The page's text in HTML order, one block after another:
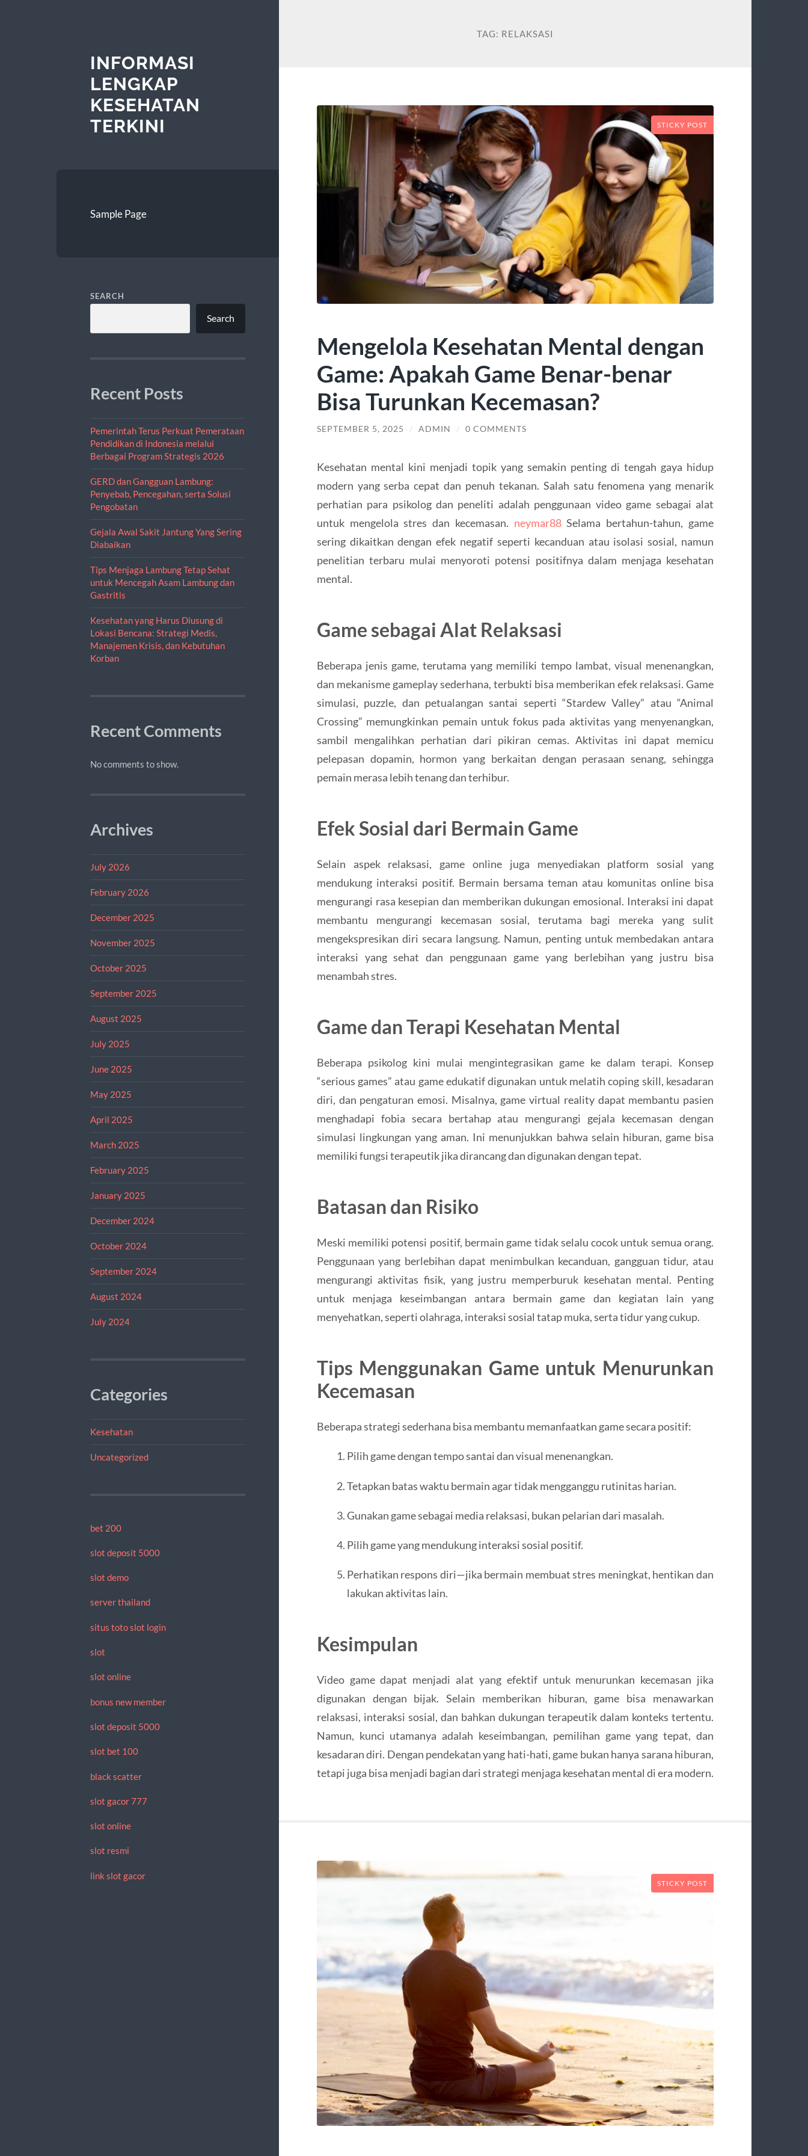
INFORMASI
LENGKAP
KESEHATAN
TERKINI
Sample Page
SEARCH
Search
Recent Posts
Pemerintah Terus Perkuat Pemerataan
Pendidikan di Indonesia melalui
Berbagai Program Strategis 2026
GERD dan Gangguan Lambung:
Penyebab, Pencegahan, serta Solusi
Pengobatan
Gejala Awal Sakit Jantung Yang Sering
Diabaikan
Tips Menjaga Lambung Tetap Sehat
untuk Mencegah Asam Lambung dan
Gastritis
Kesehatan yang Harus Diusung di
Lokasi Bencana: Strategi Medis,
Manajemen Krisis, dan Kebutuhan
Korban
Recent Comments
No comments to show.
Archives
July 2026
February 2026
December 2025
November 2025
October 2025
September 2025
August 2025
July 2025
June 2025
May 2025
April 2025
March 2025
February 2025
January 2025
December 2024
October 2024
September 2024
August 2024
July 2024
Categories
Kesehatan
Uncategorized
bet 200
slot deposit 5000
slot demo
server thailand
situs toto slot login
slot
slot online
bonus new member
slot deposit 5000
slot bet 100
black scatter
slot gacor 777
slot online
slot resmi
link slot gacor
TAG: RELAKSASI
STICKY POST
Mengelola Kesehatan Mental dengan
Game: Apakah Game Benar-benar
Bisa Turunkan Kecemasan?
SEPTEMBER 5, 2025 / ADMIN / 0 COMMENTS
Kesehatan mental kini menjadi topik yang semakin penting di tengah gaya hidup
modern yang serba cepat dan penuh tekanan. Salah satu fenomena yang menarik
perhatian para psikolog dan peneliti adalah penggunaan video game sebagai alat
untuk mengelola stres dan kecemasan. neymar88Selama bertahun-tahun, game
sering dikaitkan dengan efek negatif seperti kecanduan atau isolasi sosial, namun
penelitian terbaru mulai menyoroti potensi positifnya dalam menjaga kesehatan
mental.
Game sebagai Alat Relaksasi
Beberapa jenis game, terutama yang memiliki tempo lambat, visual menenangkan,
dan mekanisme gameplay sederhana, terbukti bisa memberikan efek relaksasi. Game
simulasi, puzzle, dan petualangan santai seperti “Stardew Valley” atau “Animal
Crossing” memungkinkan pemain untuk fokus pada aktivitas yang menyenangkan,
sambil mengalihkan perhatian dari pikiran cemas. Aktivitas ini dapat memicu
pelepasan dopamin, hormon yang berkaitan dengan perasaan senang, sehingga
pemain merasa lebih tenang dan terhibur.
Efek Sosial dari Bermain Game
Selain aspek relaksasi, game online juga menyediakan platform sosial yang
mendukung interaksi positif. Bermain bersama teman atau komunitas online bisa
mengurangi rasa kesepian dan memberikan dukungan emosional. Interaksi ini dapat
membantu mengurangi kecemasan sosial, terutama bagi mereka yang sulit
mengekspresikan diri secara langsung. Namun, penting untuk membedakan antara
interaksi yang sehat dan penggunaan game yang berlebihan yang justru bisa
menambah stres.
Game dan Terapi Kesehatan Mental
Beberapa psikolog kini mulai mengintegrasikan game ke dalam terapi. Konsep
“serious games” atau game edukatif digunakan untuk melatih coping skill, kesadaran
diri, dan pengaturan emosi. Misalnya, game virtual reality dapat membantu pasien
menghadapi fobia secara bertahap atau mengurangi gejala kecemasan dengan
simulasi lingkungan yang aman. Ini menunjukkan bahwa selain hiburan, game bisa
memiliki fungsi terapeutik jika dirancang dan digunakan dengan tepat.
Batasan dan Risiko
Meski memiliki potensi positif, bermain game tidak selalu cocok untuk semua orang.
Penggunaan yang berlebihan dapat menimbulkan kecanduan, gangguan tidur, atau
mengurangi aktivitas fisik, yang justru memperburuk kesehatan mental. Penting
untuk menjaga keseimbangan antara bermain game dan kegiatan lain yang
menyehatkan, seperti olahraga, interaksi sosial tatap muka, serta tidur yang cukup.
Tips Menggunakan Game untuk Menurunkan
Kecemasan
Beberapa strategi sederhana bisa membantu memanfaatkan game secara positif:
Pilih game dengan tempo santai dan visual menenangkan.
Tetapkan batas waktu bermain agar tidak mengganggu rutinitas harian.
Gunakan game sebagai media relaksasi, bukan pelarian dari masalah.
Pilih game yang mendukung interaksi sosial positif.
Perhatikan respons diri—jika bermain membuat stres meningkat, hentikan dan
lakukan aktivitas lain.
Kesimpulan
Video game dapat menjadi alat yang efektif untuk menurunkan kecemasan jika
digunakan dengan bijak. Selain memberikan hiburan, game bisa menawarkan
relaksasi, interaksi sosial, dan bahkan dukungan terapeutik dalam konteks tertentu.
Namun, kunci utamanya adalah keseimbangan, pemilihan game yang tepat, dan
kesadaran diri. Dengan pendekatan yang hati-hati, game bukan hanya sarana hiburan,
tetapi juga bisa menjadi bagian dari strategi menjaga kesehatan mental di era modern.
STICKY POST